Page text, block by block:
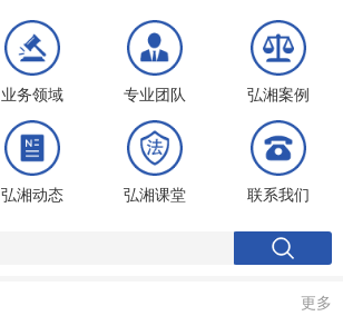
业务领域 专业团队 弘湘案例
弘湘动态 弘湘课堂 联系我们
更多